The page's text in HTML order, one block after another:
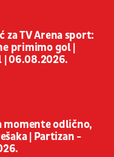
za TV Arena sport:
primimo gol |
| 06.08.2026.
momente odlično,
| Partizan -